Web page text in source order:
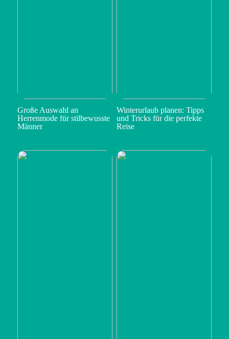
Große Auswahl an
Herrenmode für stilbewusste
Männer
Winterurlaub planen: Tipps
und Tricks für die perfekte
Reise